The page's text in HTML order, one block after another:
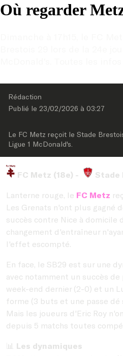
Où regarder
Rédaction
Publié le 23/02/2026 à 03:27
Le FC Metz reçoit le Stade
Ligue 1 McDonald's.
FC Metz (18e) - Stade
Lanterne rouge, le FC Metz
Les Grenats n'ont plus gagné
succès contre Nice à domicile
changement d'entraîneur
l'effet escompté.
En face, le SB29 est sur une
avec notamment un succès
week-end dernier (2-0) et un
forme (3 buts et une passe dé
Mais les joueurs d'Eric Roy
depuis 5 matchs toutes
📊 Les dynamiques